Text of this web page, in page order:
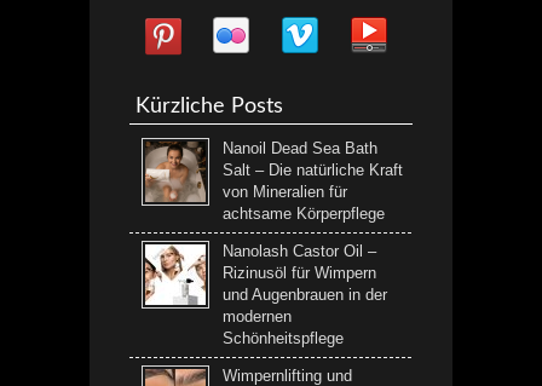
Kürzliche Posts
Nanoil Dead Sea Bath
Salt – Die natürliche Kraft
von Mineralien für
achtsame Körperpflege
Nanolash Castor Oil –
Rizinusöl für Wimpern
und Augenbrauen in der
modernen
Schönheitspflege
Wimpernlifting und